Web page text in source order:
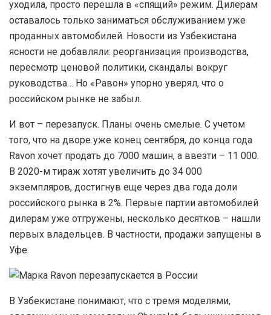
уходила, просто перешла в «спящий» режим. Дилерам
оставалось только заниматься обслуживанием уже
проданных автомобилей. Новости из Узбекистана
ясности не добавляли: реорганизация производства,
пересмотр ценовой политики, скандалы вокруг
руководства… Но «Равон» упорно уверял, что о
российском рынке не забыл.
И вот – перезапуск. Планы очень смелые. С учетом
того, что на дворе уже конец сентября, до конца года
Ravon хочет продать до 7000 машин, а ввезти – 11 000.
В 2020-м тираж хотят увеличить до 34 000
экземпляров, достигнув еще через два года доли
российского рынка в 2%. Первые партии автомобилей
дилерам уже отгружены, несколько десятков – нашли
первых владельцев. В частности, продажи запущены в
Уфе.
В Узбекистане понимают, что с тремя моделями,